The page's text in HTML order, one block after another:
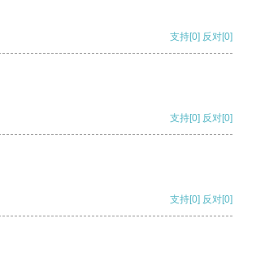
支持[0] 反对[0]
支持[0] 反对[0]
支持[0] 反对[0]